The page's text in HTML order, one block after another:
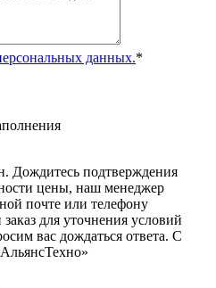
данных.*
Дождитесь подтверждения
цены, наш менеджер
почте или телефону
для уточнения условий
вас дождаться ответа. С